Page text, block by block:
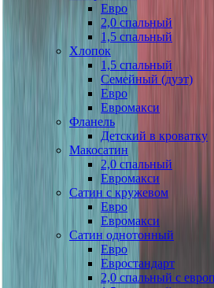
Евро
2,0 спальный
1,5 спальный
Хлопок
1,5 спальный
Семейный (дуэт)
Евро
Евромакси
Фланель
Детский в кроватку
Макосатин
2,0 спальный
Евромакси
Сатин с кружевом
Евро
Евромакси
Сатин однотонный
Евро
Евростандарт
2,0 спальный с